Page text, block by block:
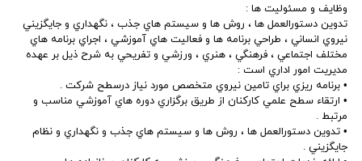
وظایف و مسئوليت ها :
تدوين دستورالعمل ها ، روش ها و سيستم هاي جذب ، نگهداري و جايگزيني
نيروي انساني ، طراحي برنامه ها و فعاليت هاي آموزشي ، اجراي برنامه هاي
مختلف اجتماعي ، فرهنگي ، هنري ، ورزشي و تفريحي به شرح ذيل بر عهده
مديريت امور اداري است :
• برنامه ريزي براي تامين نيروي متخصص مورد نياز درسطح شركت .
• ارتقاء سطح علمي كاركنان از طريق برگزاري دوره هاي آموزشي مناسب و
مرتبط .
• تدوين دستورالعمل ها ، روش ها و سيستم هاي جذب و نگهداري و نظام
جايگزيني .